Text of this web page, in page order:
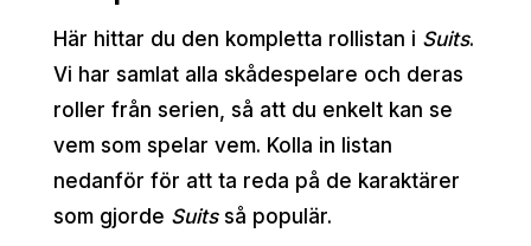
Här hittar du den kompletta rollistan i Suits.
Vi har samlat alla skådespelare och deras
roller från serien, så att du enkelt kan se
vem som spelar vem. Kolla in listan
nedanför för att ta reda på de karaktärer
som gjorde Suitsså populär.